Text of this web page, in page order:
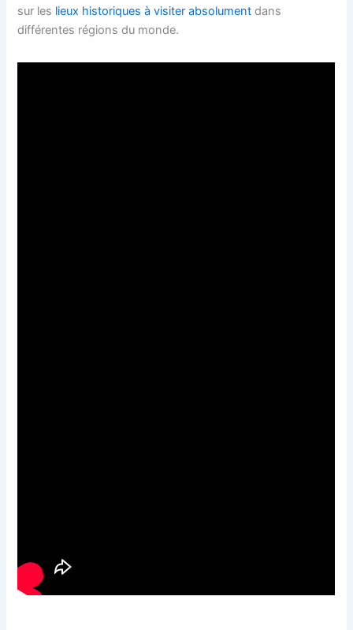
sur les lieux historiques à visiter absolument dans
différentes régions du monde.